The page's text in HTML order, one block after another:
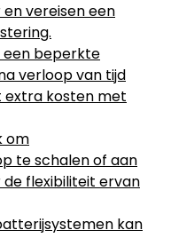
vereisen een
een beperkte
verloop van tijd
extra kosten met
om
te schalen of aan
flexibiliteit ervan
kan